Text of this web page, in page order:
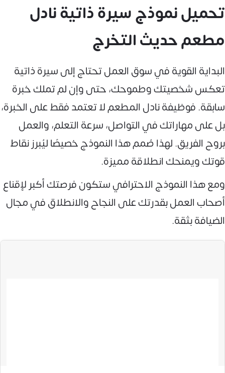
تحميل نموذج سيرة ذاتية نادل
مطعم حديث التخرج
البداية القوية في سوق العمل تحتاج إلى سيرة ذاتية
تعكس شخصيتك وطموحك، حتى وإن لم تملك خبرة
سابقة. فوظيفة نادل المطعم لا تعتمد فقط على الخبرة،
بل على مهاراتك في التواصل، سرعة التعلم، والعمل
بروح الفريق. لهذا صُمم هذا النموذج خصيصًا ليُبرز نقاط
قوتك ويمنحك انطلاقة مميزة.
ومع هذا النموذج الاحترافي ستكون فرصتك أكبر لإقناع
أصحاب العمل بقدرتك على النجاح والانطلاق في مجال
الضيافة بثقة.